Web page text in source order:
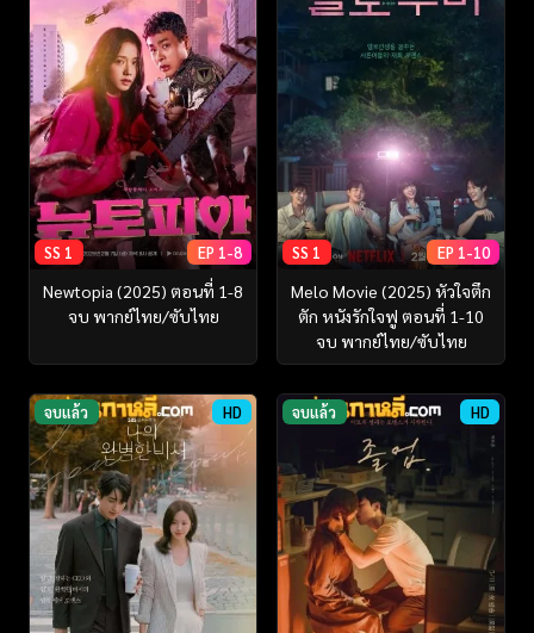
SS 1 EP 1-8
Newtopia (2025) ตอนที่ 1-8
จบ พากย์ไทย/ซับไทย
SS 1 EP 1-10
Melo Movie (2025) หัวใจตึก
ตัก หนังรักใจฟู ตอนที่ 1-10
จบ พากย์ไทย/ซับไทย
จบแล้ว HD จบแล้ว HD